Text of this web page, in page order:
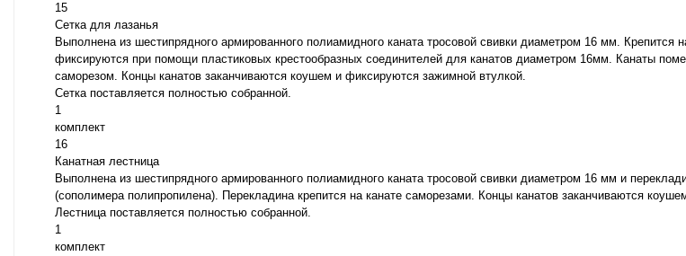
15
Сетка для лазанья
Выполнена из шестипрядного армированного полиамидного каната тросовой свивки диаметром 16 мм.
фиксируются при помощи пластиковых крестообразных соединителей для канатов диаметром 16мм. Канаты
саморезом. Концы канатов заканчиваются коушем и фиксируются зажимной втулкой.
Сетка поставляется полностью собранной.
1
комплект
16
Канатная лестница
Выполнена из шестипрядного армированного полиамидного каната тросовой свивки диаметром 16 мм и
(сополимера полипропилена). Перекладина крепится на канате саморезами. Концы канатов заканчиваются
Лестница поставляется полностью собранной.
1
комплект